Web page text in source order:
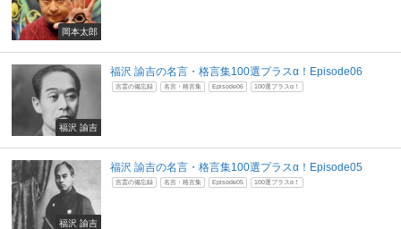
岡本太郎
福沢 諭吉
福沢 諭吉の名言・格言集100選プラスα！Episode06
言霊の備忘録 名言・格言集 Episode06 100選プラスα！
福沢 諭吉
福沢 諭吉の名言・格言集100選プラスα！Episode05
言霊の備忘録 名言・格言集 Episode05 100選プラスα！